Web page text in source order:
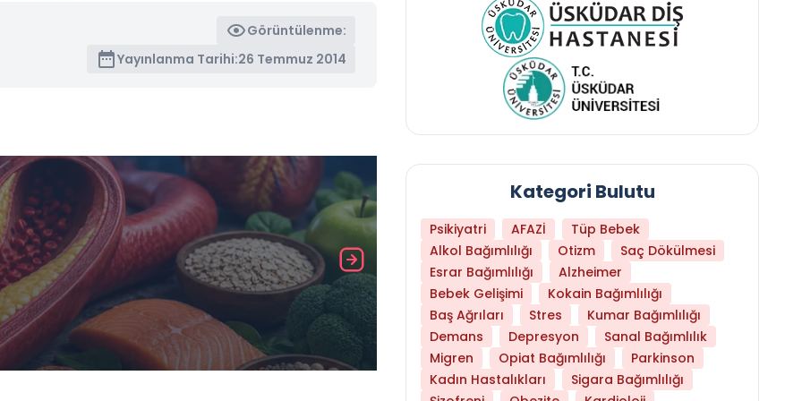
Görüntülenme:
Yayınlanma Tarihi:26 Temmuz 2014
Daha Az Protein Tüketmek Yaşlanmayı
Kategori Bulutu
Psikiyatri AFAZİ
Tüp Bebek
Alkol Bağımlılığı
Otizm
Saç Dökülmesi
Esrar Bağımlılığı
Alzheimer
Bebek Gelişimi
Kokain Bağımlılığı
Baş Ağrıları
Stres
Kumar Bağımlılığı
Demans
Depresyon
Sanal Bağımlılık
Migren
Opiat Bağımlılığı
Parkinson
Kadın Hastalıkları
Sigara Bağımlılığı